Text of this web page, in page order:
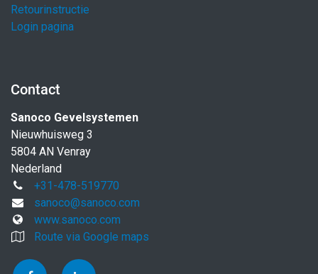
Retourinstructie
Login pagina
Contact
Sanoco Gevelsystemen
Nieuwhuisweg 3
5804 AN Venray
Nederland
+31-478-519770
sanoco@sanoco.com
www.sanoco.com
Route via Google maps